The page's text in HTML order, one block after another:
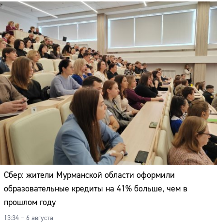
Сбер: жители Мурманской области оформили
образовательные кредиты на 41% больше, чем в
прошлом году
13:34 – 6 августа